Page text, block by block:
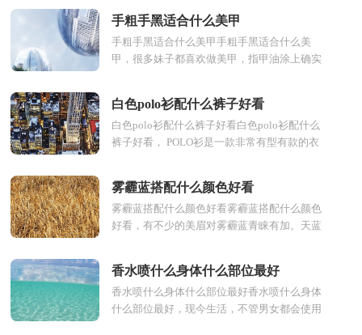
手粗手黑适合什么美甲
手粗手黑适合什么美甲手粗手黑适合什么美
甲，很多妹子都喜欢做美甲，指甲油涂上确实
白色polo衫配什么裤子好看
白色polo衫配什么裤子好看白色polo衫配什么
裤子好看， POLO衫是一款非常有型有款的衣
雾霾蓝搭配什么颜色好看
雾霾蓝搭配什么颜色好看雾霾蓝搭配什么颜色
好看，有不少的美眉对雾霾蓝青睐有加。天蓝
香水喷什么身体什么部位最好
香水喷什么身体什么部位最好香水喷什么身体
什么部位最好，现今生活，不管男女都会使用